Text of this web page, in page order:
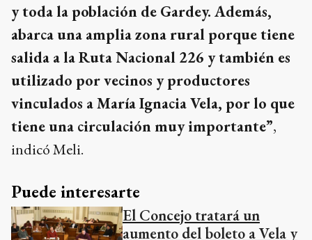
y toda la población de Gardey. Además,
abarca una amplia zona rural porque tiene
salida a la Ruta Nacional 226 y también es
utilizado por vecinos y productores
vinculados a María Ignacia Vela, por lo que
tiene una circulación muy importante”,
indicó Meli.
Puede interesarte
El Concejo tratará un
aumento del boleto a Vela y